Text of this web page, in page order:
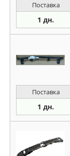
Поставка
1 дн.
Поставка
1 дн.